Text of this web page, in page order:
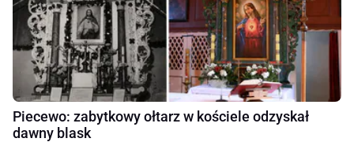
Piecewo: zabytkowy ołtarz w kościele odzyskał
dawny blask